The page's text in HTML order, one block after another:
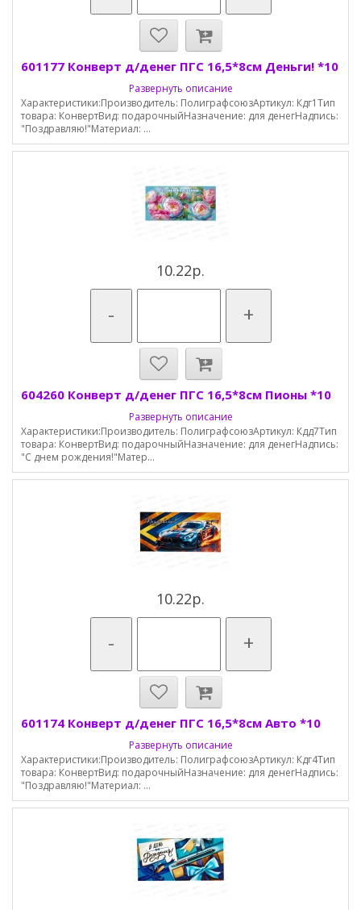
601177 Конверт д/денег ПГС 16,5*8см Деньги! *10
Развернуть описание
Характеристики:Производитель: ПолиграфсоюзАртикул: Кдг1Тип
товара: КонвертВид: подарочныйНазначение: для денегНадпись:
"Поздравляю!"Материал: ...
10.22р.
- +
604260 Конверт д/денег ПГС 16,5*8см Пионы *10
Развернуть описание
Характеристики:Производитель: ПолиграфсоюзАртикул: Кдд7Тип
товара: КонвертВид: подарочныйНазначение: для денегНадпись:
"С днем рождения!"Матер...
10.22р.
- +
601174 Конверт д/денег ПГС 16,5*8см Авто *10
Развернуть описание
Характеристики:Производитель: ПолиграфсоюзАртикул: Кдг4Тип
товара: КонвертВид: подарочныйНазначение: для денегНадпись:
"Поздравляю!"Материал: ...